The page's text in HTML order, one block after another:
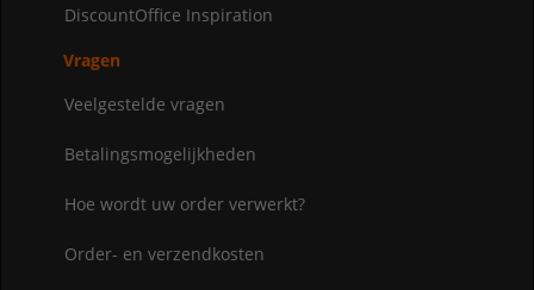
DiscountOffice Inspiration
Vragen
Veelgestelde vragen
Betalingsmogelijkheden
Hoe wordt uw order verwerkt?
Order- en verzendkosten